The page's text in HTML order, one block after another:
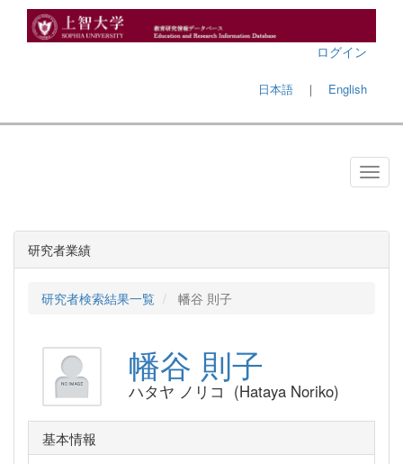
ログイン
日本語 ｜ English
研究者業績
研究者検索結果一覧 幡谷 則子
幡谷 則子
ハタヤ ノリコ (Hataya Noriko)
基本情報